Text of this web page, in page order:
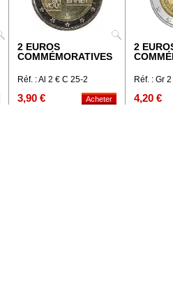
2 EUROS
COMMÉMORATIVES
Réf. : Al 2 € C 25-2
3,90 €
2
Réf. : Gr
4,20 €